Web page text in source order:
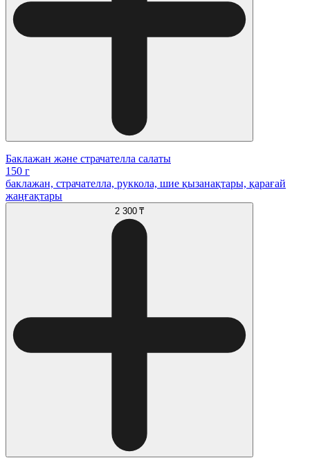
Баклажан және страчателла салаты
150 г
баклажан, страчателла, руккола, шие қызанақтары, қарағай
жаңғақтары
2 300 ₸